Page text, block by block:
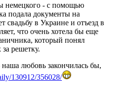
немецкого - с помощью
подала документы на
свадьбу в Украине и отъезд в
что очень хотела бы еще
который понял
решетку.
любовь закончилась бы,
130912/356028/